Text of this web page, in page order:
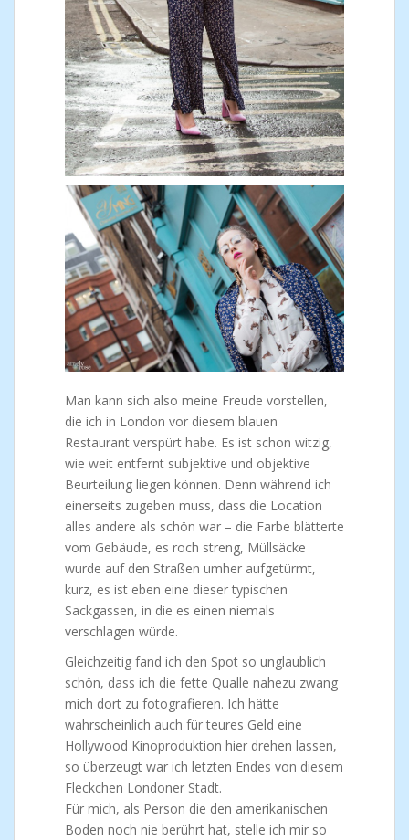
Man kann sich also meine Freude vorstellen,
die ich in London vor diesem blauen
Restaurant verspürt habe. Es ist schon witzig,
wie weit entfernt subjektive und objektive
Beurteilung liegen können. Denn während ich
einerseits zugeben muss, dass die Location
alles andere als schön war – die Farbe blätterte
vom Gebäude, es roch streng, Müllsäcke
wurde auf den Straßen umher aufgetürmt,
kurz, es ist eben eine dieser typischen
Sackgassen, in die es einen niemals
verschlagen würde.
Gleichzeitig fand ich den Spot so unglaublich
schön, dass ich die fette Qualle nahezu zwang
mich dort zu fotografieren. Ich hätte
wahrscheinlich auch für teures Geld eine
Hollywood Kinoproduktion hier drehen lassen,
so überzeugt war ich letzten Endes von diesem
Fleckchen Londoner Stadt.
Für mich, als Person die den amerikanischen
Boden noch nie berührt hat, stelle ich mir so